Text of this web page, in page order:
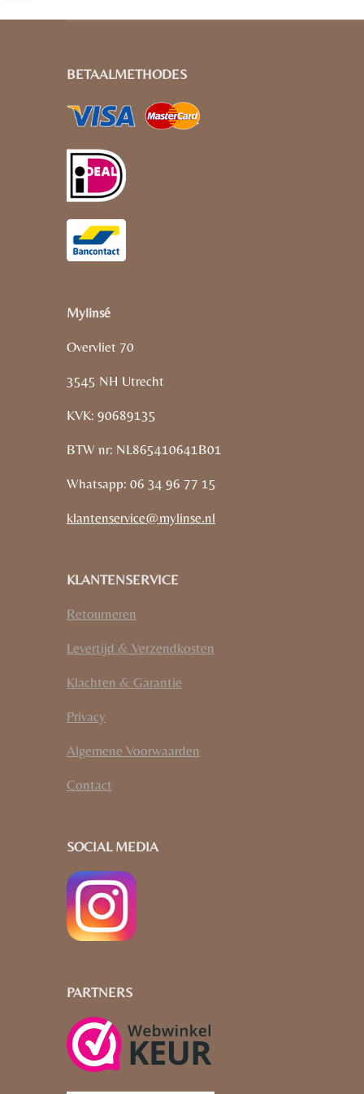
BETAALMETHODES
Mylinsé
Overvliet 70
3545 NH Utrecht
KVK: 90689135
BTW nr: NL865410641B01
Whatsapp: 06 34 96 77 15
klantenservice@mylinse.nl
KLANTENSERVICE
Retourneren
Levertijd & Verzendkosten
Klachten & Garantie
Privacy
Algemene Voorwaarden
Contact
SOCIAL MEDIA
PARTNERS